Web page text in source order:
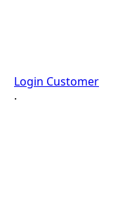
Login Customer
·